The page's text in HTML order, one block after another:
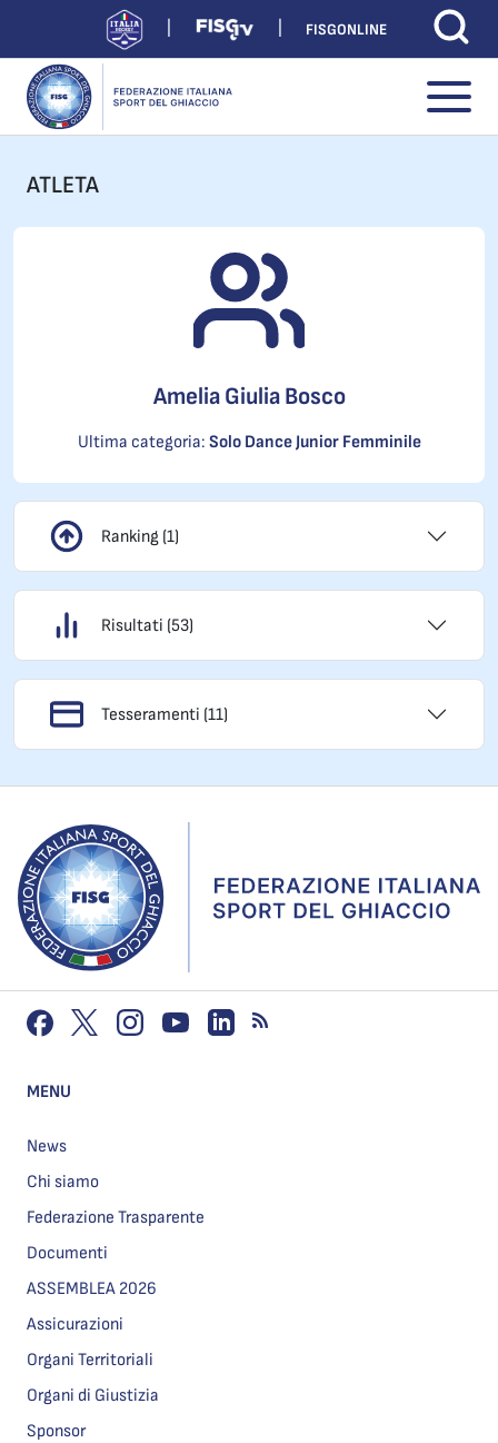
FISGONLINE
ATLETA
Amelia Giulia Bosco
Ultima categoria: Solo Dance Junior Femminile
Ranking (1)
Risultati (53)
Tesseramenti (11)
MENU
News
Chi siamo
Federazione Trasparente
Documenti
ASSEMBLEA 2026
Assicurazioni
Organi Territoriali
Organi di Giustizia
Sponsor